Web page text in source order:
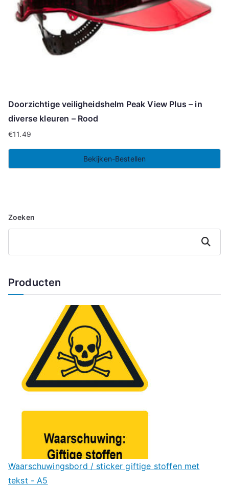
Doorzichtige veiligheidshelm Peak View Plus – in
diverse kleuren – Rood
€11.49
Bekijken-Bestellen
Zoeken
Zoeken
Producten
Waarschuwingsbord / sticker giftige stoffen met
tekst - A5